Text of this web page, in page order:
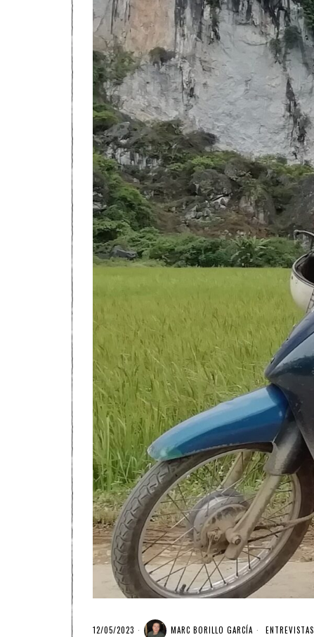
12/05/2023 MARC BORILLO GARCÍA ENTREVISTAS